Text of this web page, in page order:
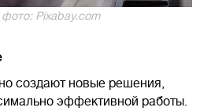
Pixabay.com
создают новые решения,
эффективной работы.